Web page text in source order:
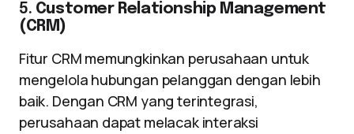
5. Customer Relationship Management
(CRM)
Fitur CRM memungkinkan perusahaan untuk
mengelola hubungan pelanggan dengan lebih
baik. Dengan CRM yang terintegrasi,
perusahaan dapat melacak interaksi